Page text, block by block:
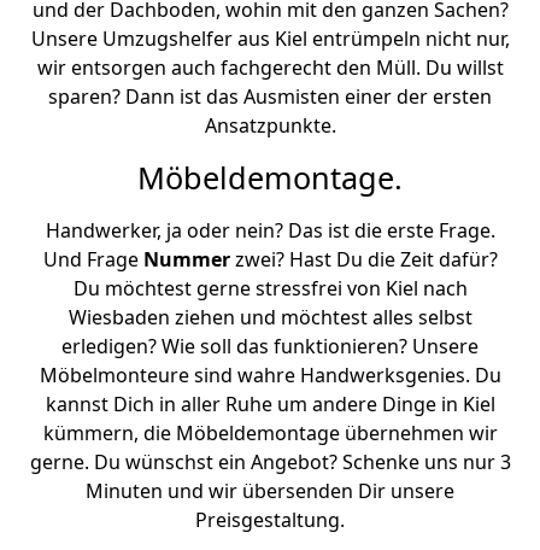
und der Dachboden, wohin mit den ganzen Sachen?
Unsere Umzugshelfer aus Kiel entrümpeln nicht nur,
wir entsorgen auch fachgerecht den Müll. Du willst
sparen? Dann ist das Ausmisten einer der ersten
Ansatzpunkte.
Möbeldemontage.
Handwerker, ja oder nein? Das ist die erste Frage.
Und Frage Nummerzwei? Hast Du die Zeit dafür?
Du möchtest gerne stressfrei von Kiel nach
Wiesbaden ziehen und möchtest alles selbst
erledigen? Wie soll das funktionieren? Unsere
Möbelmonteure sind wahre Handwerksgenies. Du
kannst Dich in aller Ruhe um andere Dinge in Kiel
kümmern, die Möbeldemontage übernehmen wir
gerne. Du wünschst ein Angebot? Schenke uns nur 3
Minuten und wir übersenden Dir unsere
Preisgestaltung.